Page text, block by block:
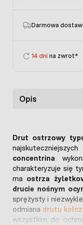
Darmowa
14 dni na zwrot*
Opis
Drut ostrzowy
concentrina
charakteryzuje się
ma ostrza
drucie nośnym
sprężysty i
odmiana drutu
wszystkim do